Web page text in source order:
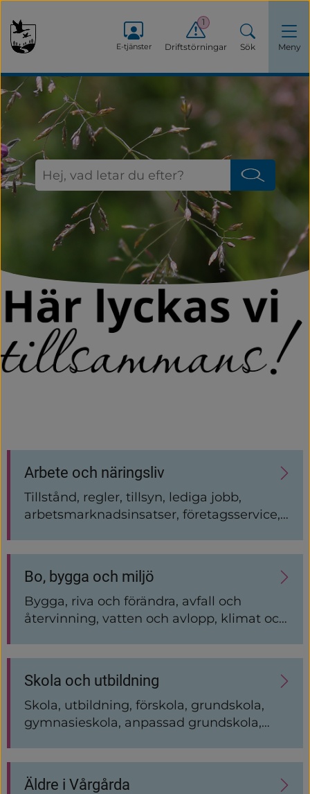
E-tjänster Driftstörningar
1
Sök Meny
Startsida
Undersidor
Arbete och näringsliv
Tillstånd, regler, tillsyn, lediga jobb,
arbetsmarknadsinsatser, företagsservice,
Bo, bygga och miljö
Bygga, riva och förändra, avfall och
återvinning, vatten och avlopp, klimat och
Skola och utbildning
Skola, utbildning, förskola, grundskola,
gymnasieskola, anpassad grundskola,
Äldre i Vårgårda